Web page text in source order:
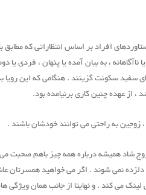
افراد بر اساس انتظاراتی که مطابق
، به بیان آمده یا پنهان ، فردی
سفید سکونت گزینند . هنگامی که این
عهده چنین کاری برنیامده بود.
به راحتی می توانند خودشان باشند .
شاد همیشه درباره همه چیز باهم صحبت
نمی شوند . اگر می خواهید همسرتان
می کند . و نهایتا از جانب همان ویژگی